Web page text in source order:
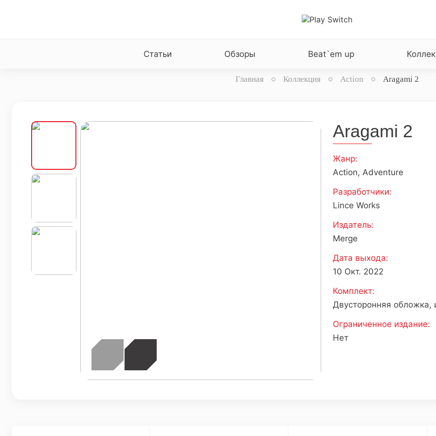
Статьи Обзоры Beat`em up
Главная Коллекция Action Aragami 2
Aragami 2
Жанр:
Action, Adventure
Разработчики:
Lince Works
Издатель:
Merge
Дата выхода:
10 Окт. 2022
Комплект:
Двусторонняя обложка,
Ограниченное издание:
Нет